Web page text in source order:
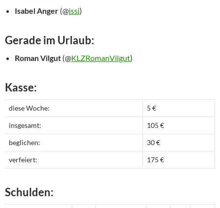
Isabel Anger (@issi)
Gerade im Urlaub:
Roman Vilgut (@KLZRomanVilgut)
Kasse:
diese Woche: 5 €
insgesamt: 105 €
beglichen: 30 €
verfeiert: 175 €
Schulden: